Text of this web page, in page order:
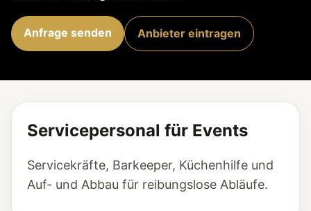
Anfrage senden Anbieter eintragen
Servicepersonal für Events
Servicekräfte, Barkeeper, Küchenhilfe und
Auf- und Abbau für reibungslose Abläufe.